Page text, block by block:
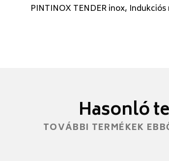
PINTINOX TENDER inox,
Hasonló
TOVÁBBI TERMÉKEK